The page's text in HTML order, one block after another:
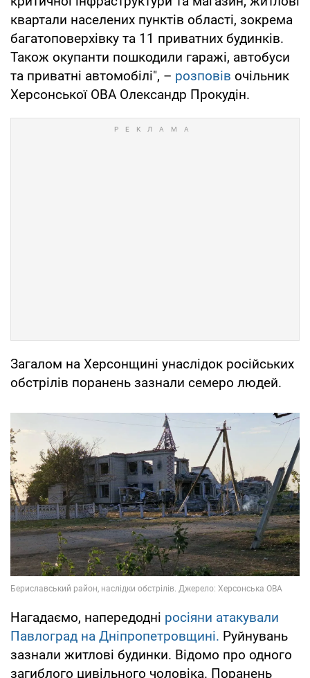
квартали населених пунктів області, зокрема
багатоповерхівку та 11 приватних будинків.
Також окупанти пошкодили гаражі, автобуси
та приватні автомобілі", – розповів очільник
Херсонської ОВА Олександр Прокудін.
Загалом на Херсонщині унаслідок російських
обстрілів поранень зазнали семеро людей.
Нагадаємо, напередодні росіяни атакували
Павлоград на Дніпропетровщині. Руйнувань
зазнали житлові будинки. Відомо про одного
загиблого цивільного чоловіка. Поранень